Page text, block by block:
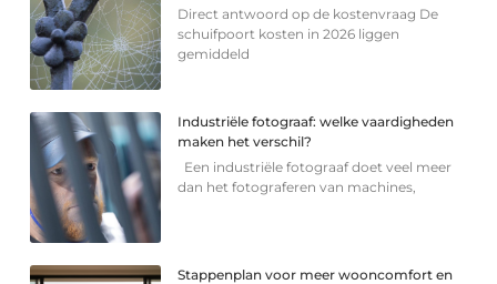
Direct antwoord op de kostenvraag De
schuifpoort kosten in 2026 liggen
gemiddeld
Industriële fotograaf: welke vaardigheden
maken het verschil?
Een industriële fotograaf doet veel meer
dan het fotograferen van machines,
Stappenplan voor meer wooncomfort en